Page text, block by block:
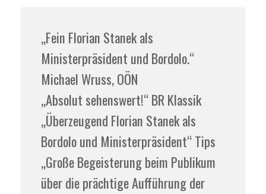
„Fein Florian Stanek als
Ministerpräsident und Bordolo.“
Michael Wruss, OÖN
„Absolut sehenswert!“ BR Klassik
„Überzeugend Florian Stanek als
Bordolo und Ministerpräsident“ Tips
„Große Begeisterung beim Publikum
über die prächtige Aufführung der